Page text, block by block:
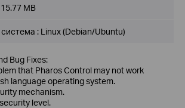
15.77 MB
: Linux (Debian/Ubuntu)
Bug Fixes:
that Pharos Control may not work
language operating system.
mechanism.
level.